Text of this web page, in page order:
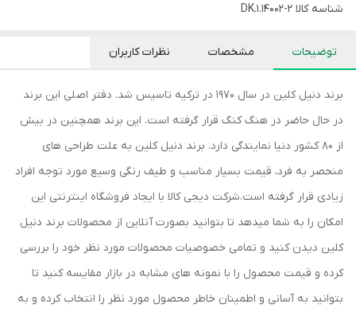
شناسه کالا DK.1.14002-2
توضیحات مشخصات نظرات کاربران
برند دنیل کلین در سال 1970 در ترکیه تاسیس شد. دفتر اصلی این برند
در حال حاضر در هنگ کنگ قرار گرفته است. این برند همچنین در بیش
از 80 کشور دنیا نمایندگی دارد. برند دنیل کلین به علت طراحی های
منحصر به فرد، قیمت بسیار مناسب و طیف رنگی وسیع مورد توجه افراد
زیادی قرار گرفته است.شرکت دیجی کالا با ایجاد فروشگاه اینترنتی این
امکان را به شما میدهد تا بتوانید بصورت آنلاین از محصولات برند دنیل
کلین دیدن کنید و تمامی خصوصیات محصولات مورد نظر خود را بررسی
کرده و قیمت محصول را با نمونه های مشابه در بازار مقایسه کنید تا
بتوانید به آسانی و اطمینان خاطر محصول مورد نظر را انتخاب کرده و به